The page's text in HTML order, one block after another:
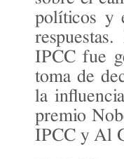
políticos y
IPCC fue
toma de
la
premio
IPCC y Al